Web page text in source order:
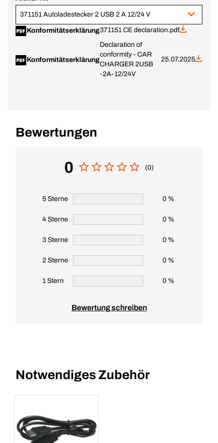
371151 Autoladestecker 2 USB 2 A 12/24 V
Konformitätserklärung371151 CE declaration.pdf
Konformitätserklärung
Declaration of
conformity - CAR
CHARGER 2USB
-2A-12/24V
25.07.2025
Bewertungen
0 (0)
5 Sterne 0 %
4 Sterne 0 %
3 Sterne 0 %
2 Sterne 0 %
1 Stern 0 %
Bewertung schreiben
Notwendiges Zubehör